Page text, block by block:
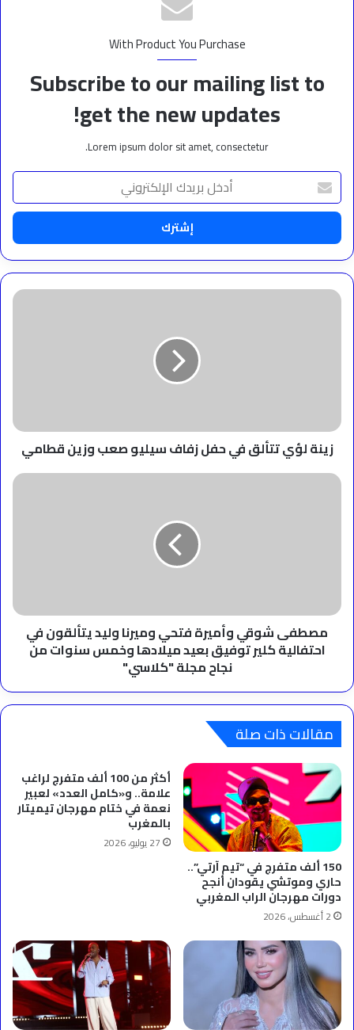
With Product You Purchase
Subscribe to our mailing list to
get the new updates!
Lorem ipsum dolor sit amet, consectetur.
أدخل
بريدك
الإلكتروني
زينة
وزين
قطامي
زينة لؤي تتألق في حفل زفاف سيليو صعب وزين قطامي
مصطفى
احتفالية
كلير
توفيق
وخمس
من
نجاح
مجلة
"كلاسي"
مصطفى شوقي وأميرة فتحي وميرنا وليد يتألقون في
احتفالية كلير توفيق بعيد ميلادها وخمس سنوات من
نجاح مجلة "كلاسي"
مقالات ذات صلة
150 ألف متفرج في “تيم آرتي”..
حاري وموتشي يقودان أنجح
دورات مهرجان الراب المغربي
2 أغسطس، 2026
أكثر من 100 ألف متفرج لراغب
علامة.. و«كامل العدد» لعبير
نعمة في ختام مهرجان تيميتار
بالمغرب
27 يوليو، 2026